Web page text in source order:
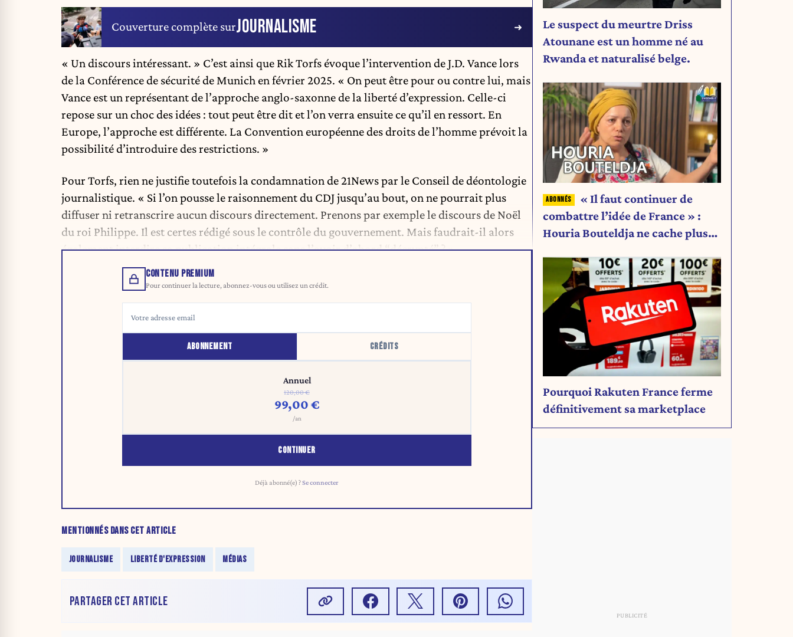
Couverture complète surJOURNALISME
« Un discours intéressant. » C’est ainsi que Rik Torfs évoque l’intervention de J.D. Vance lors
de la Conférence de sécurité de Munich en février 2025. « On peut être pour ou contre lui, mais
Vance est un représentant de l’approche anglo-saxonne de la liberté d’expression. Celle-ci
repose sur un choc des idées : tout peut être dit et l’on verra ensuite ce qu’il en ressort. En
Europe, l’approche est différente. La Convention européenne des droits de l’homme prévoit la
possibilité d’introduire des restrictions. »
Pour Torfs, rien ne justifie toutefois la condamnation de 21News par le Conseil de déontologie
journalistique. « Si l’on pousse le raisonnement du CDJ jusqu’au bout, on ne pourrait plus
diffuser ni retranscrire aucun discours directement. Prenons par exemple le discours de Noël
du roi Philippe. Il est certes rédigé sous le contrôle du gouvernement. Mais faudrait-il alors
également interdire sa publication intégrale sans l’avoir d’abord “décrypté” ? »
CONTENU PREMIUM
Pour continuer la lecture, abonnez-vous ou utilisez un crédit.
ABONNEMENT CRÉDITS
Annuel
120,00 €
99,00 €
/an
CONTINUER
Déjà abonné(e) ?Se connecter
MENTIONNÉS DANS CET ARTICLE
JOURNALISME LIBERTÉ D'EXPRESSION MÉDIAS
PARTAGER CET ARTICLE
Le suspect du meurtre Driss
Atounane est un homme né au
Rwanda et naturalisé belge.
« Il faut continuer de
combattre l’idée de France » :
Houria Bouteldja ne cache plus
Pourquoi Rakuten France ferme
définitivement sa marketplace